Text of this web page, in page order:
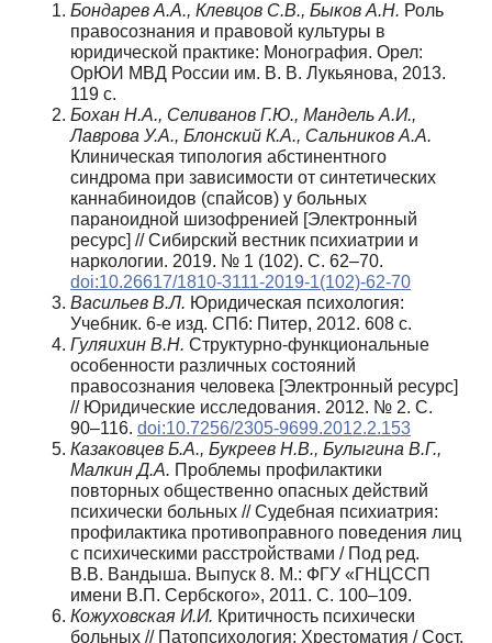
Бондарев А.А., Клевцов С.В., Быков А.Н. Роль
правосознания и правовой культуры в
юридической практике: Монография. Орел:
ОрЮИ МВД России им. В. В. Лукьянова, 2013.
119 с.
Бохан Н.А., Селиванов Г.Ю., Мандель А.И.,
Лаврова У.А., Блонский К.А., Сальников А.А.
Клиническая типология абстинентного
синдрома при зависимости от синтетических
каннабиноидов (спайсов) у больных
параноидной шизофренией [Электронный
ресурс] // Сибирский вестник психиатрии и
наркологии. 2019. № 1 (102). С. 62–70.
doi:10.26617/1810-3111-2019-1(102)-62-70
Васильев В.Л. Юридическая психология:
Учебник. 6-е изд. СПб: Питер, 2012. 608 с.
Гуляихин В.Н. Структурно-функциональные
особенности различных состояний
правосознания человека [Электронный ресурс]
// Юридические исследования. 2012. № 2. С.
90–116. doi:10.7256/2305-9699.2012.2.153
Казаковцев Б.А., Букреев Н.В., Булыгина В.Г.,
Малкин Д.А. Проблемы профилактики
повторных общественно опасных действий
психически больных // Судебная психиатрия:
профилактика противоправного поведения лиц
с психическими расстройствами / Под ред.
В.В. Вандыша. Выпуск 8. М.: ФГУ «ГНЦССП
имени В.П. Сербского», 2011. С. 100–109.
Кожуховская И.И. Критичность психически
больных // Патопсихология: Хрестоматия / Сост.